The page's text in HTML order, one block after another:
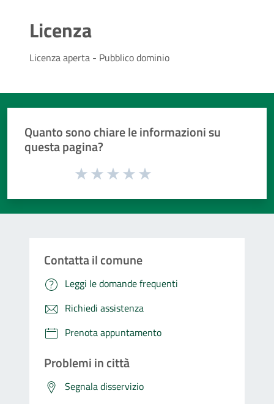
Licenza
Licenza aperta - Pubblico dominio
Quanto sono chiare le informazioni su
questa pagina?
Valuta da 1 a 5 stelle la pagina
Contatta il comune
Leggi le domande frequenti
Richiedi assistenza
Prenota appuntamento
Problemi in città
Segnala disservizio